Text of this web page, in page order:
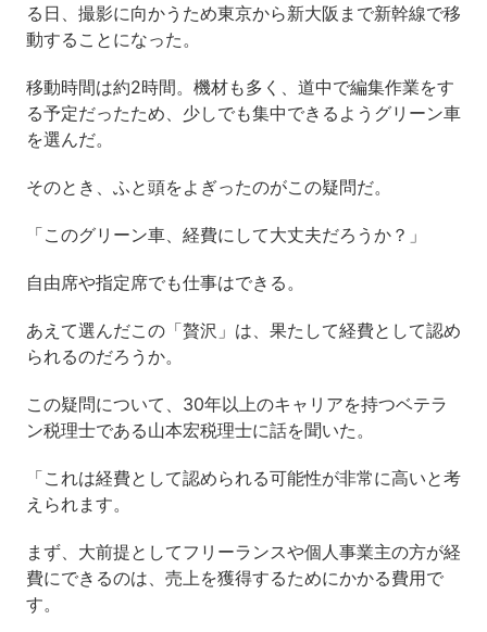
る日、撮影に向かうため東京から新大阪まで新幹線で移
動することになった。
移動時間は約2時間。機材も多く、道中で編集作業をす
る予定だったため、少しでも集中できるようグリーン車
を選んだ。
そのとき、ふと頭をよぎったのがこの疑問だ。
「このグリーン車、経費にして大丈夫だろうか？」
自由席や指定席でも仕事はできる。
あえて選んだこの「贅沢」は、果たして経費として認め
られるのだろうか。
この疑問について、30年以上のキャリアを持つベテラ
ン税理士である山本宏税理士に話を聞いた。
「これは経費として認められる可能性が非常に高いと考
えられます。
まず、大前提としてフリーランスや個人事業主の方が経
費にできるのは、売上を獲得するためにかかる費用で
す。